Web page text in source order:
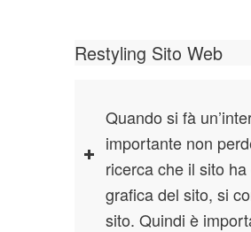
Restyling Sito Web
Quando si fà
importante non
ricerca che il sito
grafica del sito, si
sito. Quindi è